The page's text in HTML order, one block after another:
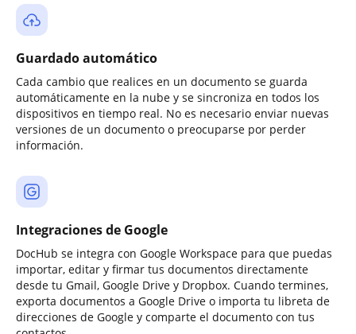
Guardado automático
Cada cambio que realices en un documento se guarda
automáticamente en la nube y se sincroniza en todos los
dispositivos en tiempo real. No es necesario enviar nuevas
versiones de un documento o preocuparse por perder
información.
Integraciones de Google
DocHub se integra con Google Workspace para que puedas
importar, editar y firmar tus documentos directamente
desde tu Gmail, Google Drive y Dropbox. Cuando termines,
exporta documentos a Google Drive o importa tu libreta de
direcciones de Google y comparte el documento con tus